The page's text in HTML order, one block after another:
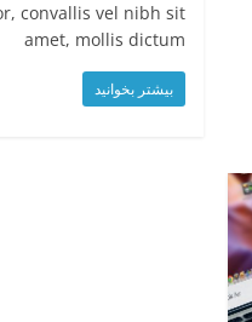
convallis vel nibh sit
amet, mollis dictum
بیشتر بخوانید